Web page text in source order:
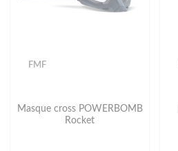
FMF
Masque cross POWERBOMB
Rocket